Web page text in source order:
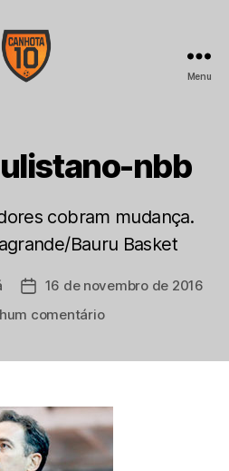
Menu
nbb
cobram mudança.
Bauru Basket
Data16 de novembro de 2016
comentárioem